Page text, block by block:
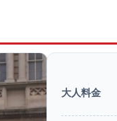
大人料金